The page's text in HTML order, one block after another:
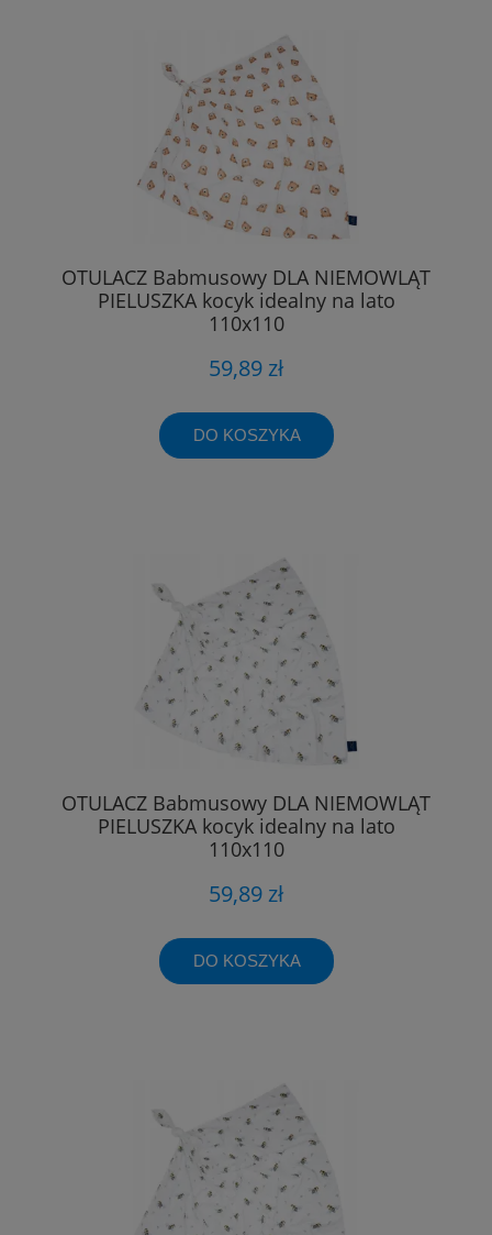
OTULACZ Babmusowy DLA NIEMOWLĄT
PIELUSZKA kocyk idealny na lato
110x110
59,89 zł
DO KOSZYKA
OTULACZ Babmusowy DLA NIEMOWLĄT
PIELUSZKA kocyk idealny na lato
110x110
59,89 zł
DO KOSZYKA